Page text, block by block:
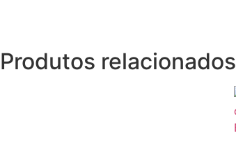
Produtos relacionados